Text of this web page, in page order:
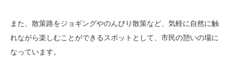
また、散策路をジョギングやのんびり散策など、気軽に自然に触
れながら楽しむことができるスポットとして、市民の憩いの場に
なっています。